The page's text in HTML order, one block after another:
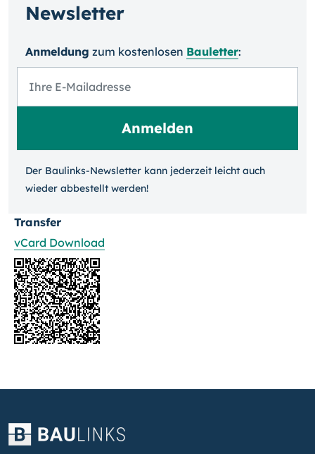
Newsletter
Anmeldung zum kosten­losen Bauletter:
Der Baulinks-Newsletter kann jeder­zeit leicht auch
wieder ab­bestellt werden!
Transfer
vCard Download